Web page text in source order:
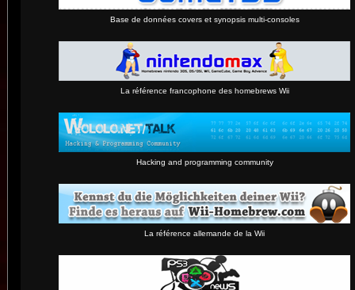
Base de données covers et synopsis multi-consoles
La référence francophone des homebrews Wii
Hacking and programming community
La référence allemande de la Wii